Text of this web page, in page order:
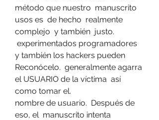
método que nuestro  manuscrito
usos es  de hecho  realmente
complejo  y también  justo.
y también los hackers pueden
Reconócelo.  generalmente agarra
el USUARIO de la víctima  así
como tomar el.
nombre de usuario.  Después de
eso, el  manuscrito intenta